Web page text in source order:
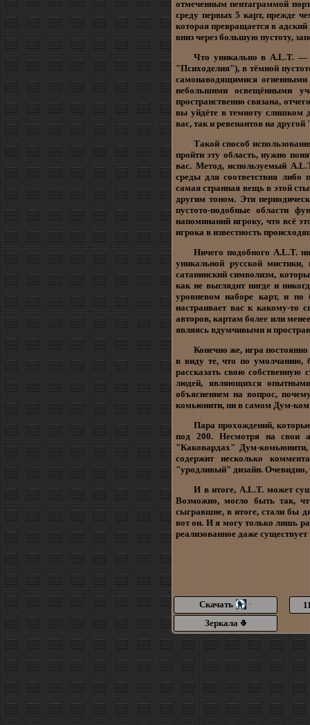
отмеченным пентаграммой
среду первых 5 карт, прежде
которая превращается в
вниз через большую пустоту,
Что уникально в A.L.T. —
"Психоделия"), в тёмной
самонаводящимися
небольшими освещёнными
пространственно связана,
вы уйдёте в темноту слишком
вас, так и ревенантов на
Такой способ
пройти эту область, нужно
вас. Метод, используемый
среды для соответствия либо
самая странная вещь в этой
другим тоном. Эти
пустото-подобные области
напоминаний игроку, что всё
игрока в известность
Ничего подобного A.L.T.
уникальной русской
сатанинский символизм,
как не выглядит нигде и
уровневом наборе карт, и по
настраивает вас к какому-то
авторов, картам более или
являясь вдумчивыми и
Конечно же, игра
в виду те, что по умолчанию,
рассказать свою
людей, являющихся
объяснением на вопрос,
комьюнити, ни в самом Дум-
Пара прохождений,
под 200. Несмотря на свои
"Каковардах" Дум-
содержит несколько
"уродливый" дизайн. Очевидно,
И в итоге, A.L.T. может
Возможно, могло быть так,
сыгравшие, в итоге, стали бы
вот он. И я могу только лишь
реализованное даже
Скачать *
Зеркала